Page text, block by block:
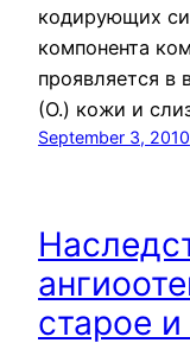
кодирующих
компонента
проявляется в
(О.) кожи и
September 3, 2010
старое